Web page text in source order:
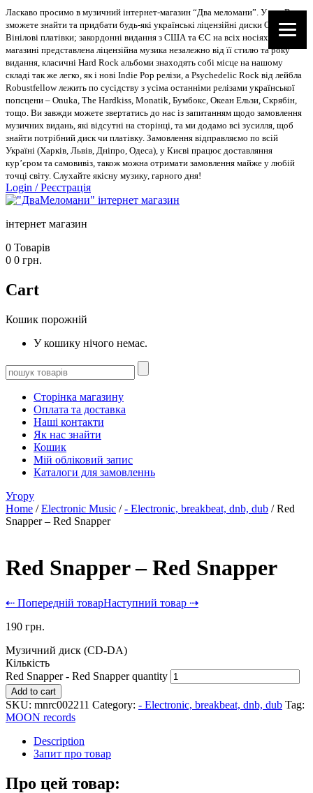
Ласкаво просимо в музичний інтернет-магазин “Два меломани”. У нас Ви
зможете знайти та придбати будь-які українські ліцензійні диски CD, DVD,
Вінілові платівки; закордонні видання з США та ЄС на всіх носіях. В
магазині представлена ліцензійна музика незалежно від її стилю та року
видання, класичні Hard Rock альбоми знаходять собі місце на нашому
складі так же легко, як і нові Indie Pop релізи, а Psychedelic Rock від лейбла
Robustfellow лежить по сусідству з усіма останніми релізами української
попсцени – Onuka, The Hardkiss, Monatik, Бумбокс, Океан Ельзи, Скрябін,
тощо. Ви завжди можете звертатись до нас із запитанням щодо замовлення
музичних видань, які відсутні на сторінці, та ми додамо всі зусилля, щоб
знайти потрібний диск чи платівку. Замовлення відправляємо по всій
Україні (Харків, Львів, Дніпро, Одеса), у Києві працює доставляння
кур’єром та самовивіз, також можна отримати замовлення майже у любій
точці світу. Слухайте якісну музику, гарного дня!
Login /Реєстрація
інтернет магазин
0 Товарів
0 0 грн.
Cart
Кошик порожній
У кошику нічого немає.
Сторінка магазину
Оплата та доставка
Наші контакти
Як нас знайти
Кошик
Мій обліковий запис
Каталоги для замовленнь
Угору
Home /Electronic Music /- Electronic, breakbeat, dnb, dub / Red
Snapper – Red Snapper
Red Snapper – Red Snapper
⇠ Попередній товарНаступний товар ⇢
190 грн.
Музичний диск (CD-DA)
Кількість
Red Snapper - Red Snapper quantity
Add to cart
SKU: mnrc002211 Category: - Electronic, breakbeat, dnb, dub Tag:
MOON records
Description
Запит про товар
Про цей товар: